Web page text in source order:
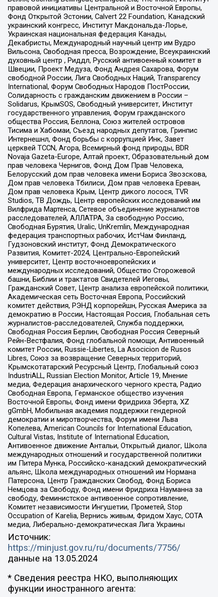
правовой инициативы Центральной и Восточной Европы,
Фонд Открытой Эстонии, Calvert 22 Foundation, Канадский
украинский конгресс, Институт Макдональда-Лорье,
Украинская национальная федерация Канады,
Декабристы, Международный научный центр им Вудро
Вильсона, Свободная пресса, Возрождение, Всеукраинский
духовный центр , Риддл, Русский антивоенный комитет в
Швеции, Проект Медуза, Фонд Андрея Сахарова, Форум
свободной России, Лига Свободных Наций, Transparеncy
International, Форум Свободных Народов ПостРоссии,
Солидарность с гражданским движением в России –
Solidarus, КрымSOS, Свободный университет, Институт
государственного управления, Форум гражданского
общества Россия, Беллона, Союз жителей островов
Тисима и Хабомаи, Съезд народных депутатов, Гринпис
Интернешнл, Фонд борьбы с коррупцией Инк, Завет
церквей TCCN, Агора, Всемирный фонд природы, BDR
Novaja Gazeta-Europe, Алтай проект, Образовательный дом
прав человека Чернигов, Фонд Дом Прав Человека,
Белорусский дом прав человека имени Бориса Звозскова,
Дом прав человека Тбилиси, Дом прав человека Ереван,
Дом прав человека Крым, Центр дикого лосося, TVR
Studios, ТВ Дождь, Центр европейских исследований им
Вилфрида Мартенса, Сетевое объединение журналистов
расследователей, АЛЛАТРА, За свободную Россию,
Свободная Бурятия, Uralic, UnKremlin, Международная
федерация транспортных рабочих, ИстЧам Финланд,
Гудзоновский институт, Фонд Демократического
Развития, Комитет-2024, Центрально-Европейский
университет, Центр восточноевропейских и
международных исследований, Общество Сторожевой
башни, Библии и трактатов Свидетелей Иеговы,
Гражданский Совет, Центр анализа европейской политики,
Академическая сеть Восточная Европа, Российский
комитет действия, РЭНД корпорейшн, Русская Америка за
демократию в России, Настоящая Россия, Глобальная сеть
журналистов-расследователей, Служба поддержки,
Свободная Россия Берлин, Свободная Россия Северный
Рейн-Вестфалия, Фонд глобальной помощи, Антивоенный
комитет России, Russie-Libertes, La Asocicion de Rusos
Libres, Союз за возвращение Северных территорий,
Крымскотатарский Ресурсный Центр, Глобальный союз
IndustriALL, Russian Election Monitor, Article 19, Мнение
медиа, Федерация анархического черного креста, Радио
Свободная Европа, Германское общество изучения
Восточной Европы, Фонд имени Фридриха Эберта, XZ
gGmbH, Мобильная академия поддержки гендерной
демократии и миротворчества, Форум имени Льва
Копелева, American Councils for International Education,
Cultural Vistas, Institute of International Education,
Антивоенное движение Антальи, Открытый диалог, Школа
международных отношений и государственной политики
им Питера Мунка, Российско-канадский демократический
альянс, Школа международных отношений им Нормана
Патерсона, Центр Гражданских Свобод, Фонд Бориса
Немцова за Свободу, Фонд имени Фридриха Науманна за
свободу, Феминистское антивоенное сопротивление,
Комитет независимости Ингушетии, Прометей, Stop
Occupation of Karelia, Вернись живым, Фридом Хаус, СОТА
медиа, Либерально-демократическая Лига Украины
Источник:
https://minjust.gov.ru/ru/documents/7756/
данные на 13.05.2024
* Сведения реестра НКО, выполняющих
функции иностранного агента: